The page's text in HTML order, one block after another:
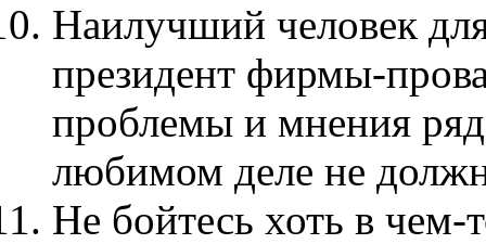
Hаилучший человек
президент фирмы-
проблемы и мнения
любимом деле не
Hе бойтесь хоть в чем-